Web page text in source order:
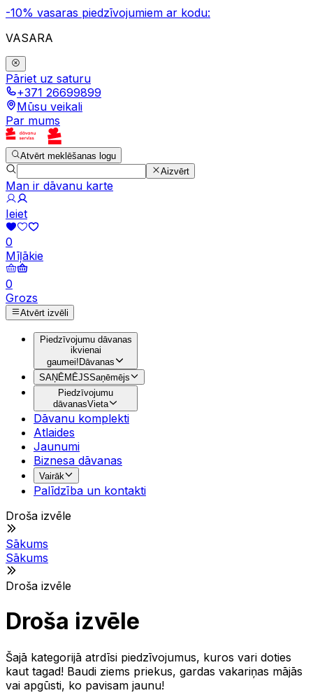
-10% vasaras piedzīvojumiem ar kodu:
VASARA
Pāriet uz saturu
+371 26699899
Mūsu veikali
Par mums
Atvērt meklēšanas logu
Aizvērt
Man ir dāvanu karte
Ieiet
0
Mīļākie
0
Grozs
Atvērt izvēli
Piedzīvojumu dāvanas
ikvienai
gaumei!Dāvanas
SAŅĒMĒJSSaņēmējs
Piedzīvojumu
dāvanasVieta
Dāvanu komplekti
Atlaides
Jaunumi
Biznesa dāvanas
Vairāk
Palīdzība un kontakti
Droša izvēle
Sākums
Sākums
Droša izvēle
Droša izvēle
Šajā kategorijā atrdīsi piedzīvojumus, kuros vari doties
kaut tagad! Baudi ziems priekus, gardas vakariņas mājās
vai apgūsti, ko pavisam jaunu!